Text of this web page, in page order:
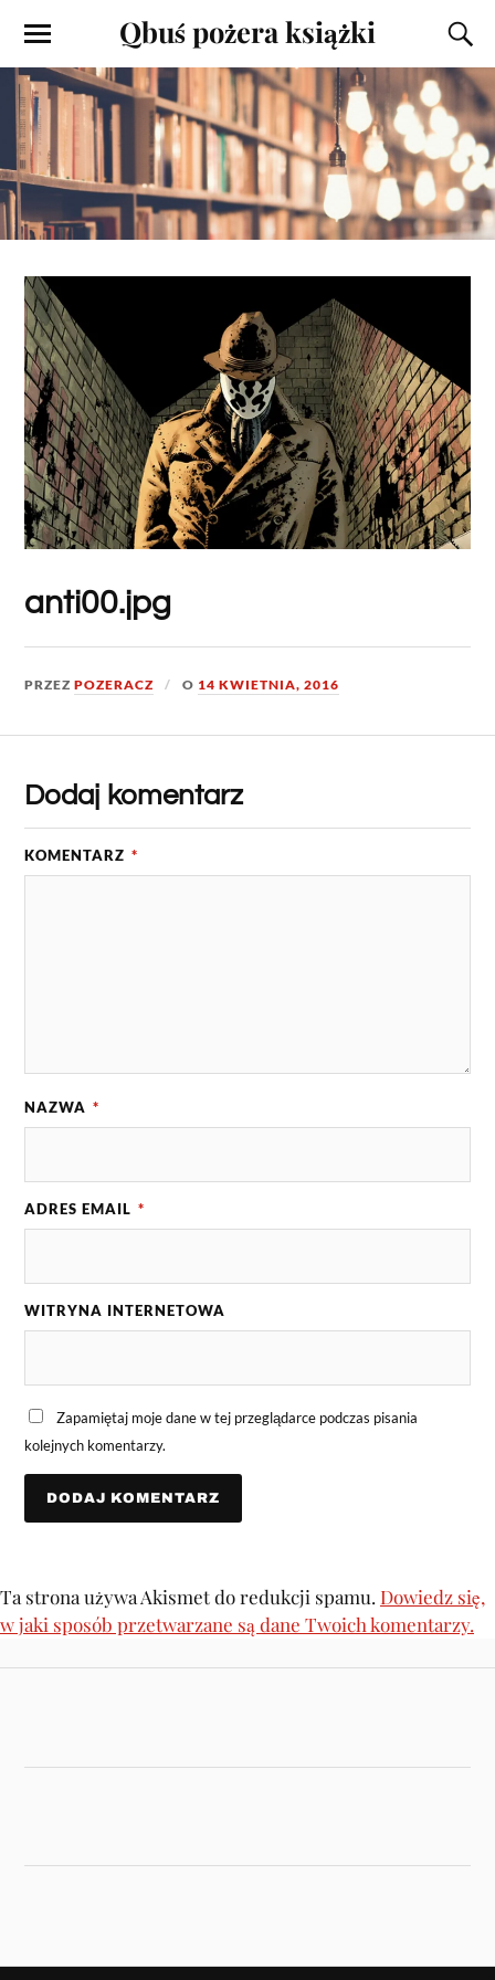
Qbuś pożera książki
anti00.jpg
PRZEZPOZERACZ O 14 KWIETNIA, 2016
Dodaj komentarz
KOMENTARZ *
NAZWA *
ADRES EMAIL *
WITRYNA INTERNETOWA
Zapamiętaj moje dane w tej przeglądarce podczas pisania
kolejnych komentarzy.
Ta strona używa Akismet do redukcji spamu. Dowiedz się,
w jaki sposób przetwarzane są dane Twoich komentarzy.